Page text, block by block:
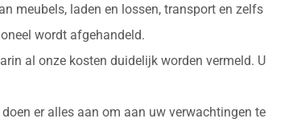
meubels, laden en lossen, transport en zelfs
wordt afgehandeld.
al onze kosten duidelijk worden vermeld. U
er alles aan om aan uw verwachtingen te